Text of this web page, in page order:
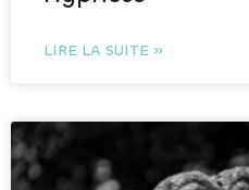
LIRE LA SUITE »